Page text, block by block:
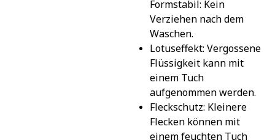
Formstabil: Kein
Verziehen nach dem
Waschen.
Lotuseffekt: Vergossene
Flüssigkeit kann mit
einem Tuch
aufgenommen werden.
Fleckschutz: Kleinere
Flecken können mit
einem feuchten Tuch